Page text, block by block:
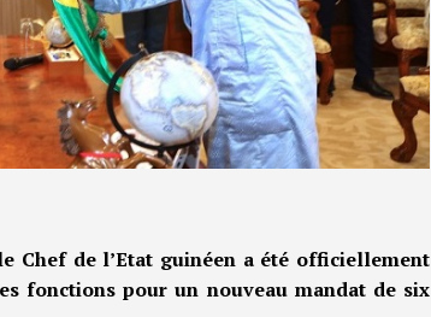
Chef de l’Etat guinéen a été officiellement
fonctions pour un nouveau mandat de six